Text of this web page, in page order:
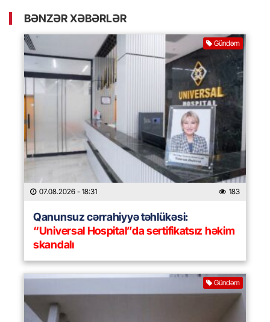
BƏNZƏR XƏBƏRLƏR
Gündəm
07.08.2026 - 18:31 183
Qanunsuz cərrahiyyə təhlükəsi:
“Universal Hospital”da sertifikatsız həkim
skandalı
Gündəm